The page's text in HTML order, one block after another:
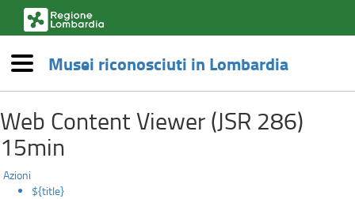
al
contenuto
principale
Galleria
d'Arte
Moderna
esterno,
apre
una
finestra)
Menù
Musei riconosciuti in Lombardia
Web Content Viewer (JSR 286)
15min
Azioni
${title}